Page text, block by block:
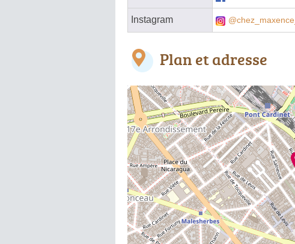
Instagram @chez_maxence_
Plan et adresse